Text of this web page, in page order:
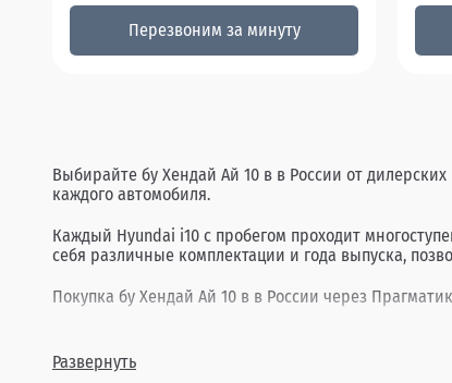
Перезвоним за минуту
Выбирайте бу Хендай Ай 10 в в России от
каждого автомобиля.
Каждый Hyundai i10 с пробегом проходит
себя различные комплектации и года выпуска,
Покупка бу Хендай Ай 10 в в России через
Развернуть